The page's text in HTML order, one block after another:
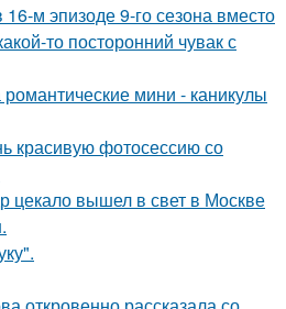
м эпизоде 9-го сезона вместо
то посторонний чувак с
мини - каникулы
красивую фотосессию со
цекало вышел в свет в Москве